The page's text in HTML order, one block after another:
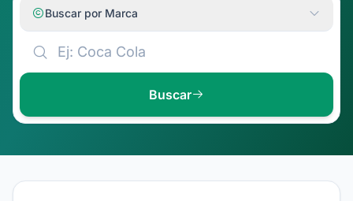
Buscar por Marca
Buscar